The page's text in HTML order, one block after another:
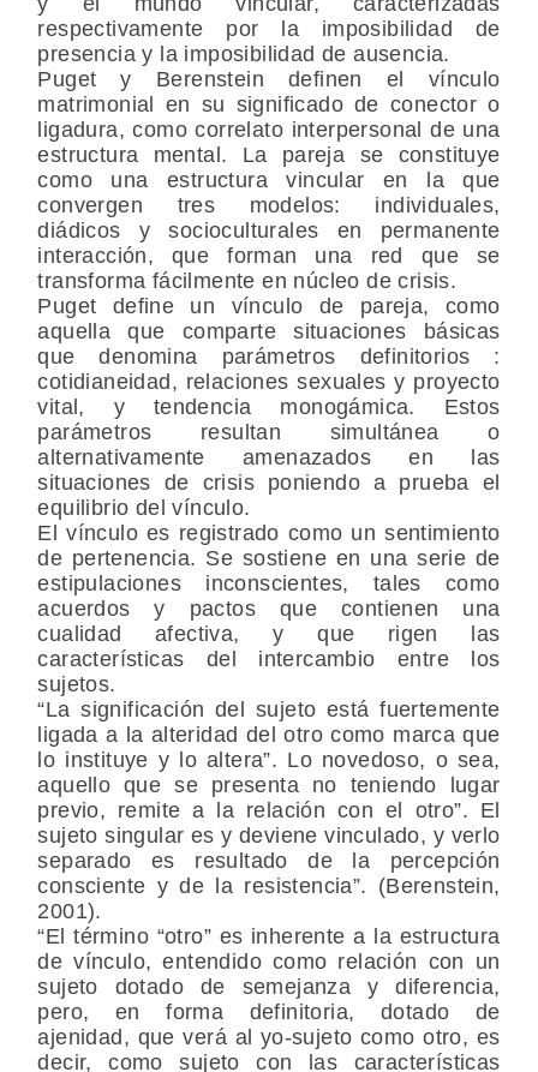
respectivamente por la imposibilidad de
presencia y la imposibilidad de ausencia.
Puget y Berenstein definen el vínculo
matrimonial en su significado de conector o
ligadura, como correlato interpersonal de una
estructura mental. La pareja se constituye
como una estructura vincular en la que
convergen tres modelos: individuales,
diádicos y socioculturales en permanente
interacción, que forman una red que se
transforma fácilmente en núcleo de crisis.
Puget define un vínculo de pareja, como
aquella que comparte situaciones básicas
que denomina parámetros definitorios :
cotidianeidad, relaciones sexuales y proyecto
vital, y tendencia monogámica. Estos
parámetros resultan simultánea o
alternativamente amenazados en las
situaciones de crisis poniendo a prueba el
equilibrio del vínculo.
El vínculo es registrado como un sentimiento
de pertenencia. Se sostiene en una serie de
estipulaciones inconscientes, tales como
acuerdos y pactos que contienen una
cualidad afectiva, y que rigen las
características del intercambio entre los
sujetos.
“La significación del sujeto está fuertemente
ligada a la alteridad del otro como marca que
lo instituye y lo altera”. Lo novedoso, o sea,
aquello que se presenta no teniendo lugar
previo, remite a la relación con el otro”. El
sujeto singular es y deviene vinculado, y verlo
separado es resultado de la percepción
consciente y de la resistencia”. (Berenstein,
2001).
“El término “otro” es inherente a la estructura
de vínculo, entendido como relación con un
sujeto dotado de semejanza y diferencia,
pero, en forma definitoria, dotado de
ajenidad, que verá al yo-sujeto como otro, es
decir, como sujeto con las características